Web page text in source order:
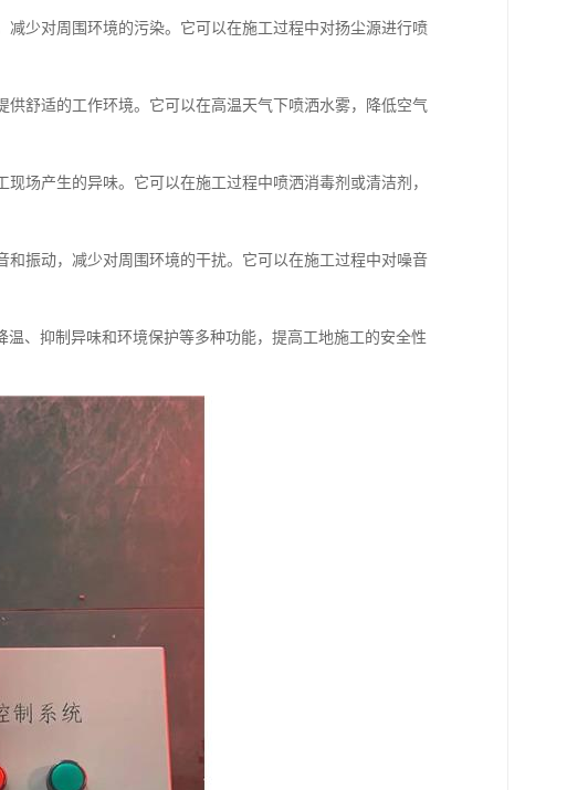
少对周围环境的污染。它可以在施工过程中对扬尘源进行喷
舒适的工作环境。它可以在高温天气下喷洒水雾，降低空气
场产生的异味。它可以在施工过程中喷洒消毒剂或清洁剂，
振动，减少对周围环境的干扰。它可以在施工过程中对噪音
、抑制异味和环境保护等多种功能，提高工地施工的安全性